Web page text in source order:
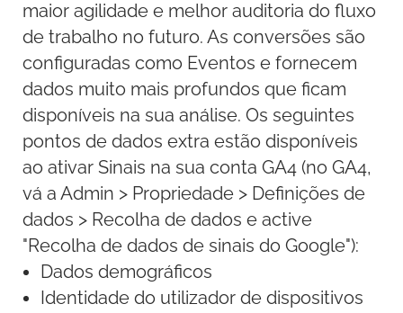
maior agilidade e melhor auditoria do fluxo
de trabalho no futuro. As conversões são
configuradas como Eventos e fornecem
dados muito mais profundos que ficam
disponíveis na sua análise. Os seguintes
pontos de dados extra estão disponíveis
ao ativar Sinais na sua conta GA4 (no GA4,
vá a Admin > Propriedade > Definições de
dados > Recolha de dados e active
"Recolha de dados de sinais do Google"):
Dados demográficos
Identidade do utilizador de dispositivos